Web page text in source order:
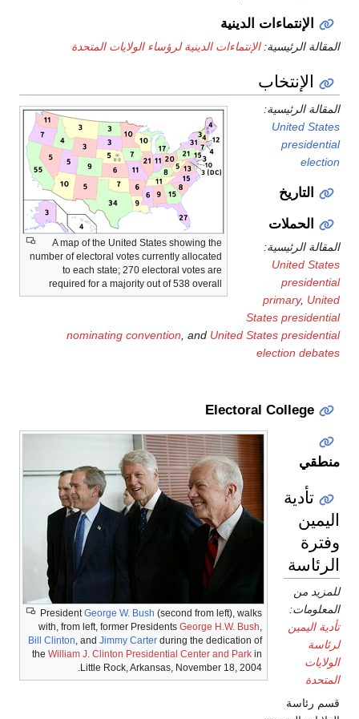
الإنتماءات الدينية
المقالة الرئيسية:الإنتماءات الدينية لرؤساء الولايات المتحدة
الإنتخاب
A map of the United States showing the
number of electoral votes currently allocated
to each state; 270 electoral votes are
required for a majority out of 538 overall
المقالة الرئيسية:
United States
presidential
election
التاريخ
الحملات
المقالة الرئيسية:
United States
presidential
primary, United
States presidential
nominating convention , and United States presidential
election debates
Electoral College
PresidentGeorge W. Bush (second from left), walks
with, from left, former Presidents George H.W. Bush
Bill Clinton , and Jimmy Carter during the dedication of
the William J. Clinton Presidential Center and Park in
Little Rock, Arkansas, November 18, 2004.
منطقي
تأدية
اليمين
وفترة
الرئاسة
للمزيد من
المعلومات:
تأدية اليمين
لرئاسة
الولايات
المتحدة
قسم رئاسة